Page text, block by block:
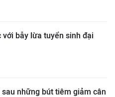
với bẫy lừa tuyển sinh đại
sau những bút tiêm giảm cân